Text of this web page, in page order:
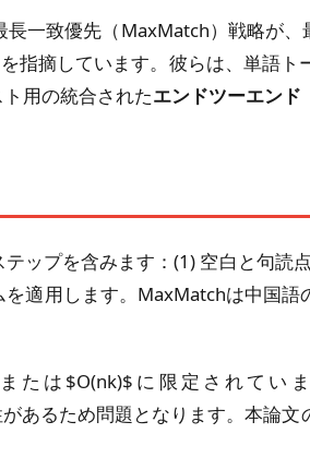
一致優先（MaxMatch）戦略が
指摘しています。彼らは、単語
用の統合されたエンドツーエン
ップを含みます：(1) 空白と句
適用します。MaxMatchは中国
たは$O(nk)$に限定されてい
あるため問題となります。本論